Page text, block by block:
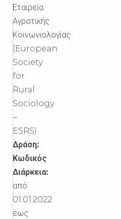
Εταιρεία
Αγροτικής
Κοινωνιολογίας
(European
Society
for
Rural
Sociology
–
ESRS)
Δράση:
Κωδικός
Διάρκεια:
από
01.01.2022
έως